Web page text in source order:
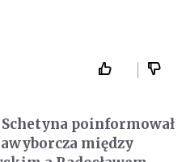
poinformował
między